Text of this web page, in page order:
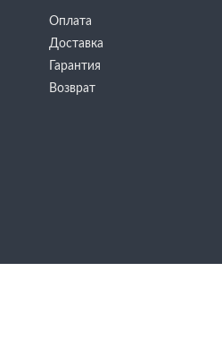
Оплата
Доставка
Гарантия
Возврат